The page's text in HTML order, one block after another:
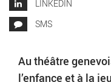
LINKEDIN
SMS
Au théâtre
l’enfance et à la